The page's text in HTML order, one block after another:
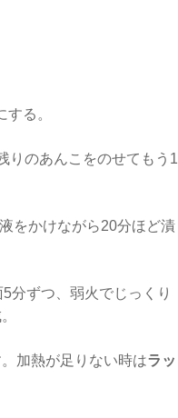
る。
のあんこをのせてもう1
をかけながら20分ほど漬
ずつ、弱火でじっくり
加熱が足りない時はラッ